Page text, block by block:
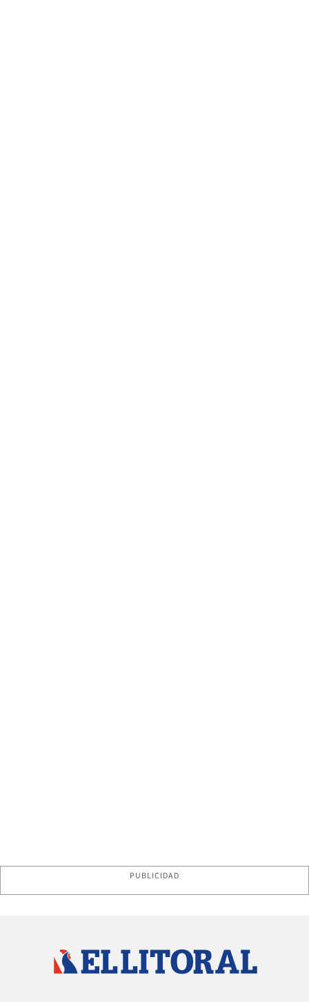
PUBLICIDAD